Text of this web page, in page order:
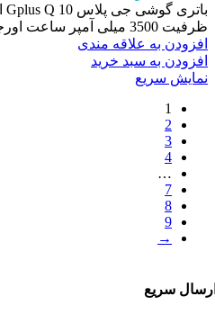
ظرفیت 3500 میلی آمپر ساعت اورجینال شرکت جی پلاس
افزودن به علاقه مندی
افزودن به سبد خرید
نمایش سریع
1
2
3
4
…
7
8
9
→
سریع